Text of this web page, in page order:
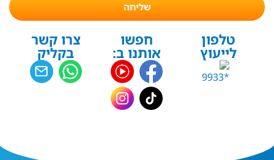
שליחה
טלפון
לייעוץ
חפשו
אותנו ב:
צרו קשר
בקליק